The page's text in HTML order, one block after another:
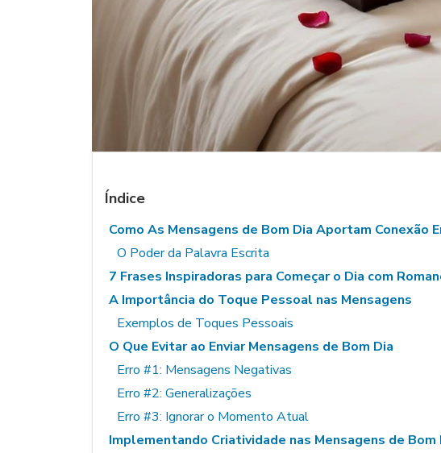
Índice
Como As Mensagens de Bom Dia Aportam Conexão
O Poder da Palavra Escrita
7 Frases Inspiradoras para Começar o Dia com
A Importância do Toque Pessoal nas Mensagens
Exemplos de Toques Pessoais
O Que Evitar ao Enviar Mensagens de Bom Dia
Erro #1: Mensagens Negativas
Erro #2: Generalizações
Erro #3: Ignorar o Momento Atual
Implementando Criatividade nas Mensagens de Bom